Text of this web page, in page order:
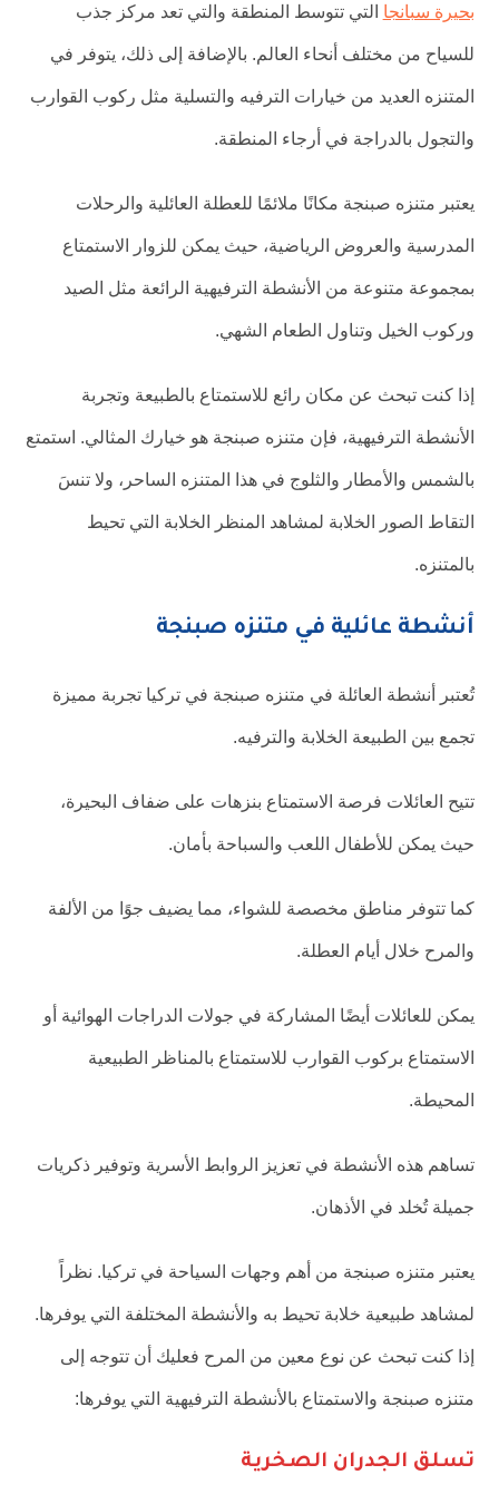
بحيرة سبانجاالتي تتوسط المنطقة والتي تعد مركز جذب
للسياح من مختلف أنحاء العالم. بالإضافة إلى ذلك، يتوفر في
المتنزه العديد من خيارات الترفيه والتسلية مثل ركوب القوارب
والتجول بالدراجة في أرجاء المنطقة.
يعتبر متنزه صبنجة مكانًا ملائمًا للعطلة العائلية والرحلات
المدرسية والعروض الرياضية، حيث يمكن للزوار الاستمتاع
بمجموعة متنوعة من الأنشطة الترفيهية الرائعة مثل الصيد
وركوب الخيل وتناول الطعام الشهي.
إذا كنت تبحث عن مكان رائع للاستمتاع بالطبيعة وتجربة
الأنشطة الترفيهية، فإن متنزه صبنجة هو خيارك المثالي. استمتع
بالشمس والأمطار والثلوج في هذا المتنزه الساحر، ولا تنسَ
التقاط الصور الخلابة لمشاهد المنظر الخلابة التي تحيط
بالمتنزه.
أنشطة عائلية في متنزه صبنجة
تُعتبر أنشطة العائلة في متنزه صبنجة في تركيا تجربة مميزة
تجمع بين الطبيعة الخلابة والترفيه.
تتيح العائلات فرصة الاستمتاع بنزهات على ضفاف البحيرة،
حيث يمكن للأطفال اللعب والسباحة بأمان.
كما تتوفر مناطق مخصصة للشواء، مما يضيف جوًا من الألفة
والمرح خلال أيام العطلة.
يمكن للعائلات أيضًا المشاركة في جولات الدراجات الهوائية أو
الاستمتاع بركوب القوارب للاستمتاع بالمناظر الطبيعية
المحيطة.
تساهم هذه الأنشطة في تعزيز الروابط الأسرية وتوفير ذكريات
جميلة تُخلد في الأذهان.
يعتبر متنزه صبنجة من أهم وجهات السياحة في تركيا. نظراً
لمشاهد طبيعية خلابة تحيط به والأنشطة المختلفة التي يوفرها.
إذا كنت تبحث عن نوع معين من المرح فعليك أن تتوجه إلى
متنزه صبنجة والاستمتاع بالأنشطة الترفيهية التي يوفرها:
تسلق الجدران الصخرية